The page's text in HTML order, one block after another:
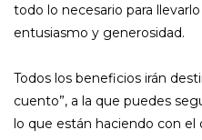
todo lo necesario para
entusiasmo y generosidad.
Todos los beneficios irán
cuento”, a la que puedes
lo que están haciendo con el